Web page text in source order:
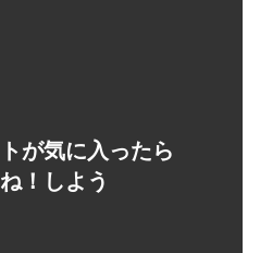
が気に入ったら
！しよう